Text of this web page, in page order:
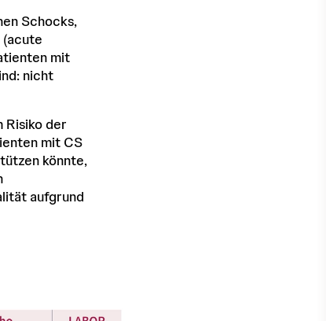
Schocks,
mit
nicht
Risiko der
mit CS
könnte,
aufgrund